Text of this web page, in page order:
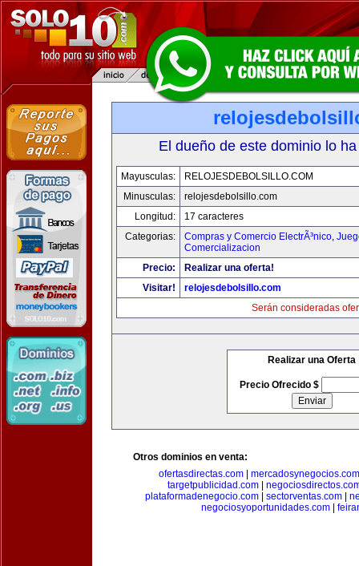
El dueño de este dominio lo
Mayusculas:
RELOJESDEBOLSILLO.COM
Minusculas:
relojesdebolsillo.com
Longitud:
17 caracteres
Categorias:
Compras y Comercio ElectrÃ³nico,
Comercializacion
Precio:
Realizar una oferta!
Visitar!
relojesdebolsillo.com
Serán consideradas
Realizar una Oferta
Precio Ofrecido $
Otros dominios en venta:
ofertasdirectas.com
mercadosynegocios.com
targetpublicidad.com
plataformadenegocio.com| sectorventas.com|
negociosyoportunidades.com